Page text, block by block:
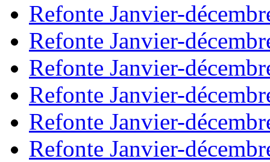
Refonte Janvier-
Refonte Janvier-
Refonte Janvier-
Refonte Janvier-
Refonte Janvier-
Refonte Janvier-